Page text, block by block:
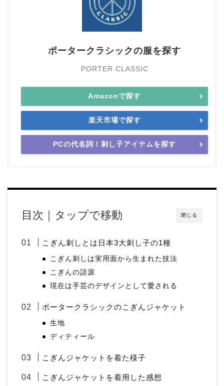
ポータークラシックの服を探す
PORTER CLASSIC
Amazonで探す
楽天市場で探す
PCの代名詞！刺し子アイテムを探す
閉じる
目次｜タップで移動
こぎん刺しとは日本3大刺し子の1種
こぎん刺しは実用面から生まれた技法
こぎんの語源
現在は手芸のデザインとして愛される
ポータークラシックのこぎんジャケット
生地
ディティール
こぎんジャケットを着た様子
こぎんジャケットを着用した感想